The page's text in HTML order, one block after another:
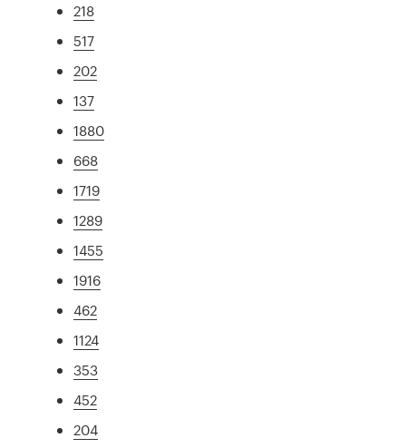
218
517
202
137
1880
668
1719
1289
1455
1916
462
1124
353
452
204